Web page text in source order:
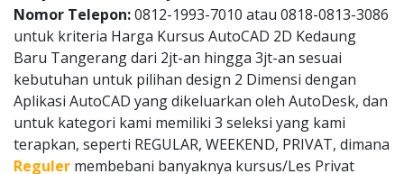
Nomor Telepon:0812-1993-7010 atau 0818-0813-3086
untuk kriteria Harga Kursus AutoCAD 2D Kedaung
Baru Tangerang dari 2jt-an hingga 3jt-an sesuai
kebutuhan untuk pilihan design 2 Dimensi dengan
Aplikasi AutoCAD yang dikeluarkan oleh AutoDesk, dan
untuk kategori kami memiliki 3 seleksi yang kami
terapkan, seperti REGULAR, WEEKEND, PRIVAT, dimana
Reguler membebani banyaknya kursus/Les Privat